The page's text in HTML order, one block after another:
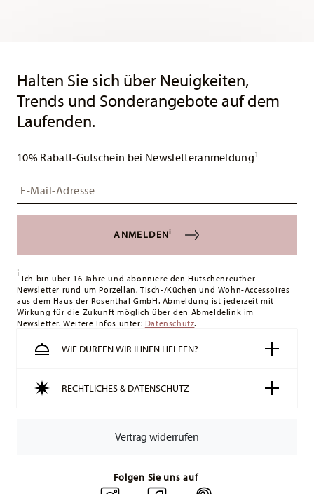
Halten Sie sich über Neuigkeiten,
Trends und Sonderangebote auf dem
Laufenden.
10% Rabatt-Gutschein bei Newsletteranmeldung1
ANMELDENi
i Ich bin über 16 Jahre und abonniere den Hutschenreuther-
Newsletter rund um Porzellan, Tisch-/Küchen und Wohn-Accessoires
aus dem Haus der Rosenthal GmbH. Abmeldung ist jederzeit mit
Wirkung für die Zukunft möglich über den Abmeldelink im
Newsletter. Weitere Infos unter: Datenschutz.
WIE DÜRFEN WIR IHNEN HELFEN?
RECHTLICHES & DATENSCHUTZ
Vertrag widerrufen
Folgen Sie uns auf